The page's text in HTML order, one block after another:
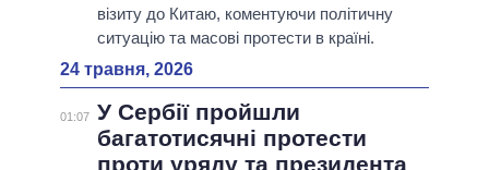
візиту до Китаю, коментуючи політичну
ситуацію та масові протести в країні.
24 травня, 2026
01:07 У Сербії пройшли
багатотисячні протести
проти уряду та президента